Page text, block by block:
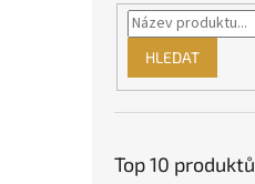
HLEDAT
Top 10 produktů